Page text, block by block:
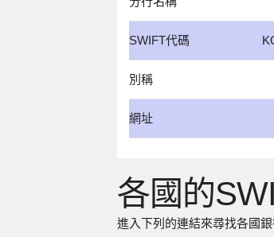
SWIFT代碼
別稱
網址
各國的
進入下列的連結來尋找各國